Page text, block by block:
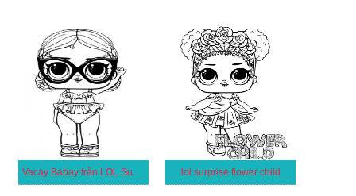
Vacay Babay från LOL Surprise lol surprise flower child